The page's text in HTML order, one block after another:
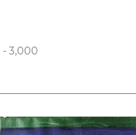
- 3,000